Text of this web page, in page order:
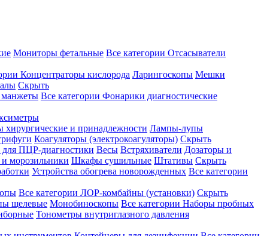
Мониторы фетальные Все категории Отсасыватели
Концентраторы кислорода Ларингоскопы Мешки
Скрыть
Все категории Фонарики диагностические
хирургические и принадлежности Лампы-лупы
Коагуляторы (электрокоагуляторы) Скрыть
ПЦР-диагностики Весы Встряхиватели Дозаторы и
морозильники Шкафы сушильные Штативы Скрыть
Устройства обогрева новорожденных Все категории
Все категории ЛОР-комбайны (установки) Скрыть
щелевые Монобиноскопы Все категории Наборы пробных
Тонометры внутриглазного давления